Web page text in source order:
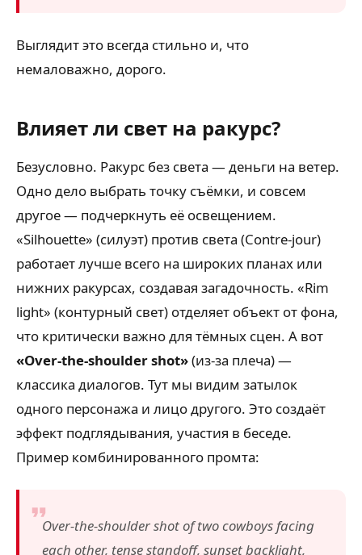
Выглядит это всегда стильно и, что
немаловажно, дорого.
Влияет ли свет на ракурс?
Безусловно. Ракурс без света — деньги на ветер.
Одно дело выбрать точку съёмки, и совсем
другое — подчеркнуть её освещением.
«Silhouette» (силуэт) против света (Contre-jour)
работает лучше всего на широких планах или
нижних ракурсах, создавая загадочность. «Rim
light» (контурный свет) отделяет объект от фона,
что критически важно для тёмных сцен. А вот
«Over-the-shoulder shot»(из-за плеча) —
классика диалогов. Тут мы видим затылок
одного персонажа и лицо другого. Это создаёт
эффект подглядывания, участия в беседе.
Пример комбинированного промта:
Over-the-shoulder shot of two cowboys facing
each other, tense standoff, sunset backlight,